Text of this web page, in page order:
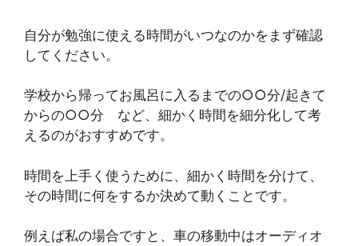
自分が勉強に使える時間がいつなのかをまず確認
してください。
学校から帰ってお風呂に入るまでの○○分/起きて
からの○○分 など、細かく時間を細分化して考
えるのがおすすめです。
時間を上手く使うために、細かく時間を分けて、
その時間に何をするか決めて動くことです。
例えば私の場合ですと、車の移動中はオーディオ